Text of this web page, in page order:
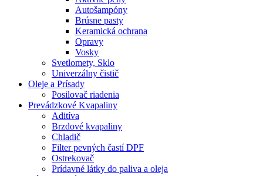
Autošampóny
Brúsne pasty
Keramická ochrana
Opravy
Vosky
Svetlomety, Sklo
Univerzálny čistič
Oleje a Prísady
Posilovač riadenia
Prevádzkové Kvapaliny
Aditíva
Brzdové kvapaliny
Chladič
Filter pevných častí DPF
Ostrekovač
Prídavné látky do paliva a oleja